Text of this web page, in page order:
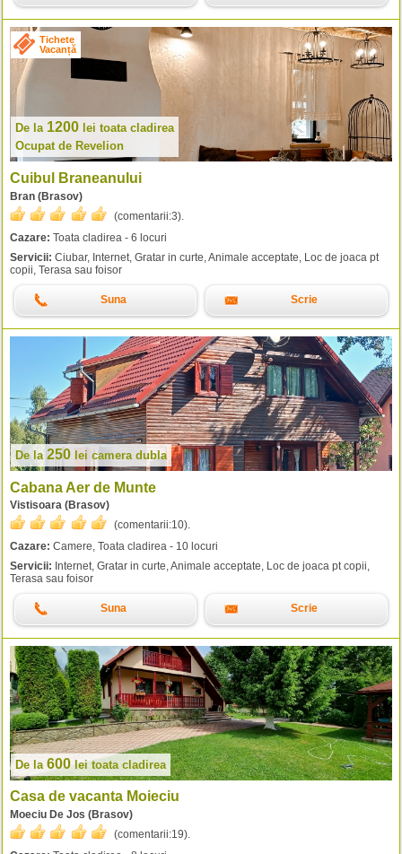
Tichete
Vacanță
De la 1200 lei toata cladirea
Ocupat de Revelion
Cuibul Braneanului
Bran (Brasov)
(comentarii:3).
Cazare: Toata cladirea - 6 locuri
Servicii: Ciubar, Internet, Gratar in curte, Animale acceptate, Loc de joaca pt
copii, Terasa sau foisor
Suna Scrie
De la 250 lei camera dubla
Cabana Aer de Munte
Vistisoara (Brasov)
(comentarii:10).
Cazare: Camere, Toata cladirea - 10 locuri
Servicii: Internet, Gratar in curte, Animale acceptate, Loc de joaca pt copii,
Terasa sau foisor
Suna Scrie
De la 600leitoata cladirea
Casa de vacanta Moieciu
Moeciu De Jos (Brasov)
(comentarii:19).